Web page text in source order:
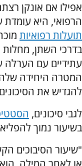
אפילו אם אונקן
הרפואי, היא
תועלות רפואיות
בדרכי השתן, מחלות
עתידיים עם הערלה
המטרה היחידה שלה
להגדיש את
לגבי סיכונים,
בשיעור נמוך
"שיעור הסיבוכים